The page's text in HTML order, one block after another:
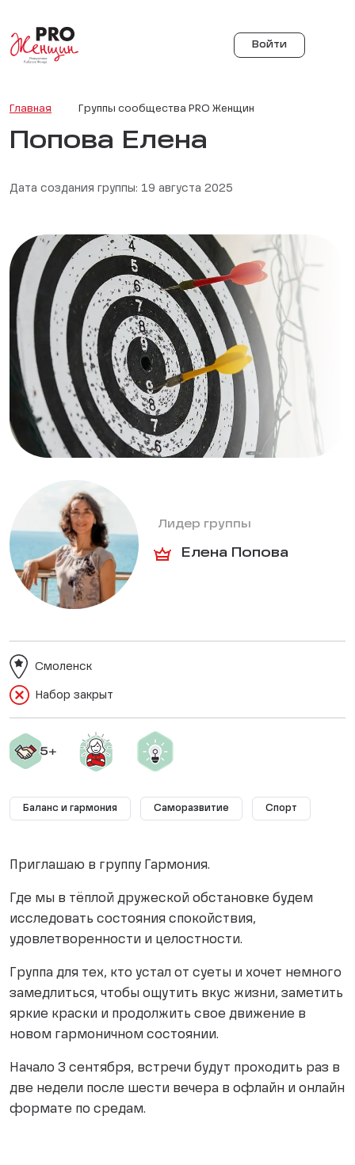
Войти
Главная Группы сообщества PRO Женщин
Попова Елена
Дата создания группы: 19 августа 2025
Лидер группы
Елена Попова
Набор закрыт
Смоленск
Баланс и гармония Саморазвитие Спорт
Приглашаю в группу Гармония.
Где мы в тёплой дружеской обстановке будем
исследовать состояния спокойствия,
удовлетворенности и целостности.
Группа для тех, кто устал от суеты и хочет немного
замедлиться, чтобы ощутить вкус жизни, заметить
яркие краски и продолжить свое движение в
новом гармоничном состоянии.
Начало 3 сентября, встречи будут проходить раз в
две недели после шести вечера в офлайн и онлайн
формате по средам.